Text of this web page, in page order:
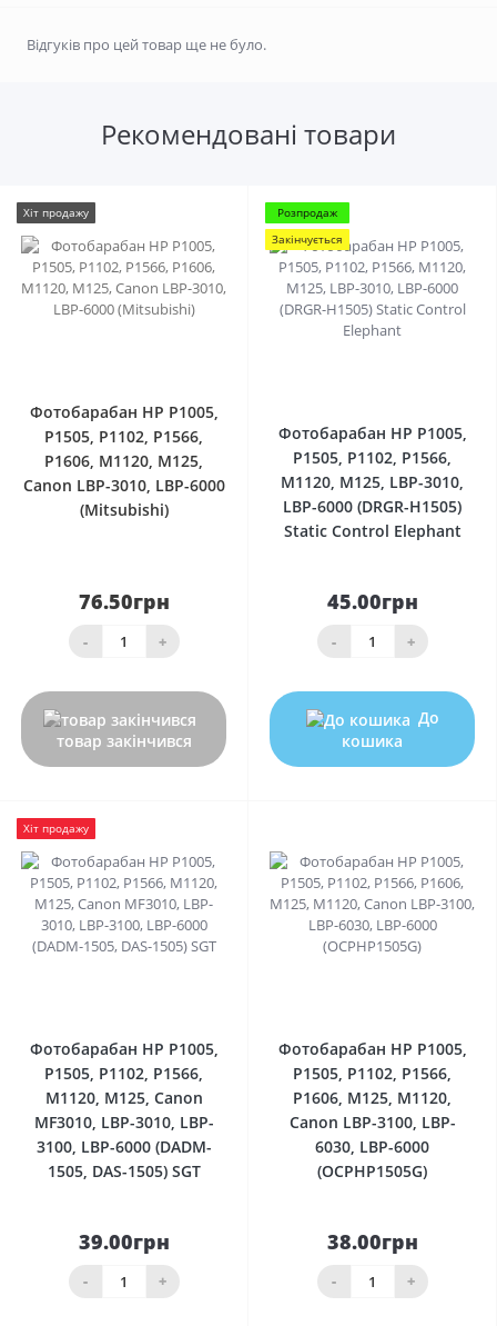
Відгуків про цей товар ще не було.
Рекомендовані товари
Хіт продажу
Фотобарабан HP P1005,
P1505, P1102, P1566,
P1606, M1120, M125,
Canon LBP-3010, LBP-6000
(Mitsubishi)
76.50грн
- +
товар закінчився
Розпродаж
Закінчується
Фотобарабан HP P1005,
P1505, P1102, P1566,
M1120, M125, LBP-3010,
LBP-6000 (DRGR-H1505)
Static Control Elephant
45.00грн
- +
До
кошика
Хіт продажу
Фотобарабан HP P1005,
P1505, P1102, P1566,
M1120, M125, Canon
MF3010, LBP-3010, LBP-
3100, LBP-6000 (DADM-
1505, DAS-1505) SGT
39.00грн
- +
Фотобарабан HP P1005,
P1505, P1102, P1566,
P1606, M125, M1120,
Canon LBP-3100, LBP-
6030, LBP-6000
(OCPHP1505G)
38.00грн
- +